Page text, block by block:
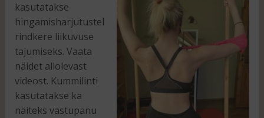
kasutatakse
hingamisharjutustel
rindkere liikuvuse
tajumiseks. Vaata
näidet allolevast
videost. Kummilinti
kasutatakse ka
näiteks vastupanu